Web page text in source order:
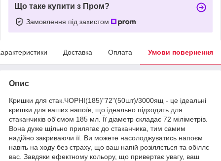
Що таке купити з Пром?
Замовлення під захистом
Доставка Оплата Умови повернення
Опис
Кришки для стак.ЧОРНІ(185)"72"(50шт)/3000ящ - це ідеальні
кришки для ваших напоїв, що ідеально підходить для
стаканчиків об'ємом 185 мл. Її діаметр складає 72 міліметрів.
Вона дуже щільно прилягає до стаканчика, тим самим
надійно закриваючи її. Ви можете насолоджуватись напоєм
навіть на ходу без страху, що ваш напій розіллється та обіллє
вас. Завдяки ефектному кольору, що привертає увагу, ваш